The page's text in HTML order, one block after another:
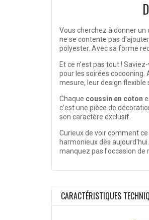
Vous cherchez à donner
ne se contente pas
polyester. Avec sa forme
Et ce n’est pas tout !
pour les soirées cocooning.
mesure, leur design flexible
Chaque coussin en coton
c’est une pièce de
son caractère exclusif.
Curieux de voir comment
harmonieux dès
manquez pas l'occasion de
CARACTÉRISTIQUES